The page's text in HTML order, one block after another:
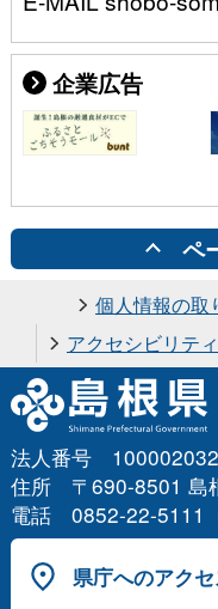
企業広告
ペ
個人情報の取
アクセシビリティ
法人番号
住所 〒690-8501 島
電話 0852-22-5111（
県庁へのアク